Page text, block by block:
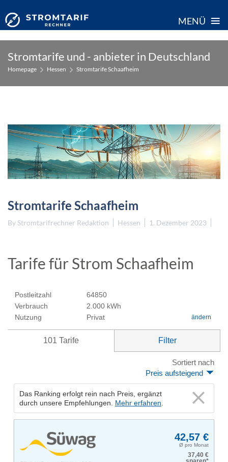
MENÜ ≡
content
Stromtarife und - anbieter in Deutschland
Homepage Hessen Stromtarife Schaafheim
Stromtarife Schaafheim
By Stromtarifrechner Redaktion Hessen 1. Dezember 2023
Tarife für Strom Schaafheim